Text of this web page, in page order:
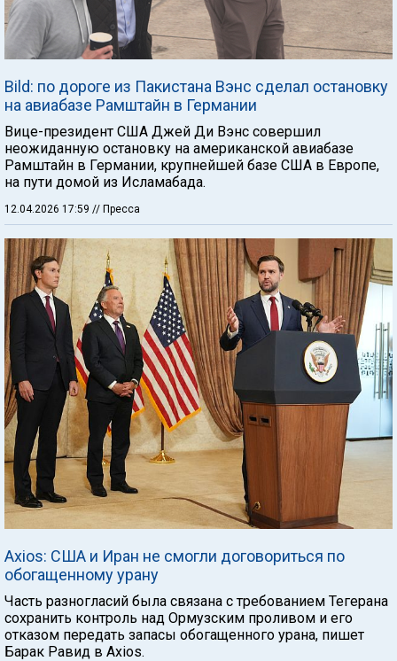
Bild: по дороге из Пакистана Вэнс сделал остановку
на авиабазе Рамштайн в Германии
Вице-президент США Джей Ди Вэнс совершил
неожиданную остановку на американской авиабазе
Рамштайн в Германии, крупнейшей базе США в Европе,
на пути домой из Исламабада.
12.04.2026 17:59 // Пресса
Axios: США и Иран не смогли договориться по
обогащенному урану
Часть разногласий была связана с требованием Тегерана
сохранить контроль над Ормузским проливом и его
отказом передать запасы обогащенного урана, пишет
Барак Равид в Axios.